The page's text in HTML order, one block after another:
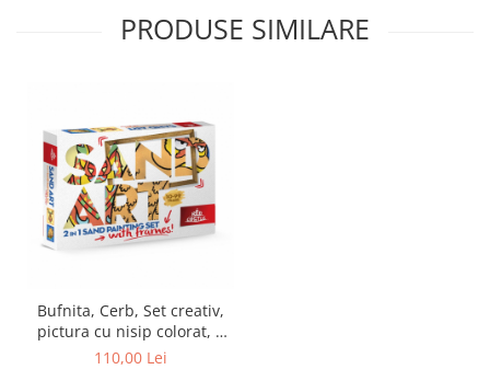
PRODUSE SIMILARE
Bufnita, Cerb, Set creativ,
pictura cu nisip colorat, 2
planse 23,5 x 33 cm, 2
110,00 Lei